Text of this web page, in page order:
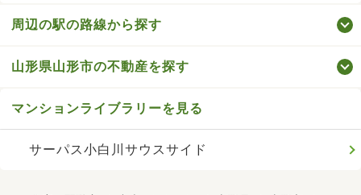
周辺の駅の路線から探す
山形県山形市の不動産を探す
マンションライブラリーを見る
サーパス小白川サウスサイド